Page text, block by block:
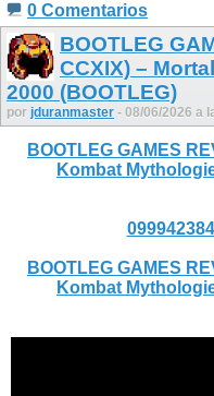
0 Comentarios
BOOTLEG
CCXIX) –
2000 (BOOTLEG)
por jduranmaster - 08/06/2026 a
BOOTLEG GAMES
Kombat
BOOTLEG GAMES
Kombat